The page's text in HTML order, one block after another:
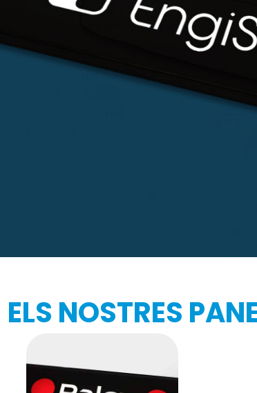
ELS NOSTRES